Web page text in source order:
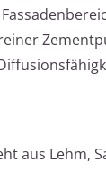
aus Lehm,